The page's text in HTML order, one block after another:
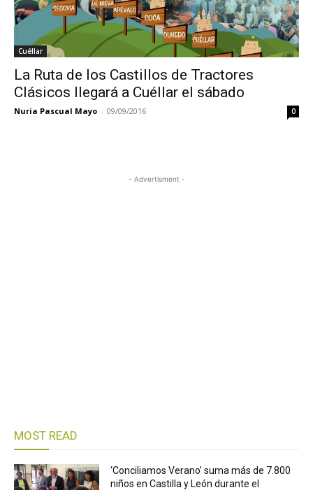
Cuéllar
La Ruta de los Castillos de Tractores
Clásicos llegará a Cuéllar el sábado
Nuria Pascual Mayo - 09/09/2016 0
- Advertisment -
MOST READ
‘Conciliamos Verano’ suma más de 7.800
niños en Castilla y León durante el